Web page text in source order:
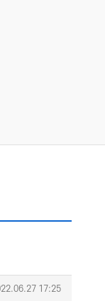
17:25